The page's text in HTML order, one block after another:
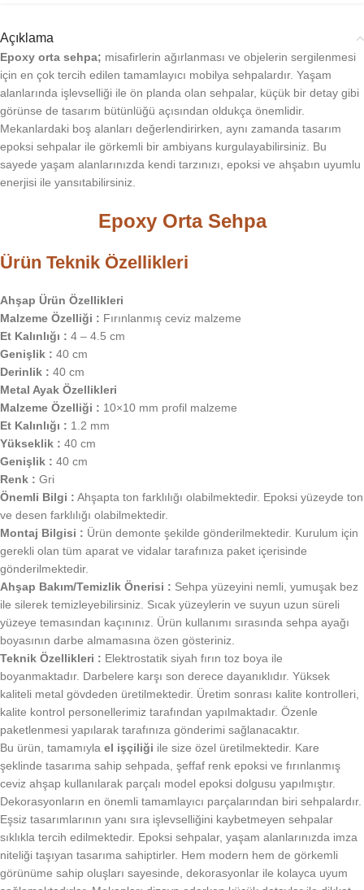
Açıklama
Epoxy orta sehpa; misafirlerin ağırlanması ve objelerin sergilenmesi
için en çok tercih edilen tamamlayıcı mobilya sehpalardır. Yaşam
alanlarında işlevselliği ile ön planda olan sehpalar, küçük bir detay gibi
görünse de tasarım bütünlüğü açısından oldukça önemlidir.
Mekanlardaki boş alanları değerlendirirken, aynı zamanda tasarım
epoksi sehpalar ile görkemli bir ambiyans kurgulayabilirsiniz. Bu
sayede yaşam alanlarınızda kendi tarzınızı, epoksi ve ahşabın uyumlu
enerjisi ile yansıtabilirsiniz.
Epoxy Orta Sehpa
Ürün Teknik Özellikleri
Ahşap Ürün Özellikleri
Malzeme Özelliği : Fırınlanmış ceviz malzeme
Et Kalınlığı : 4 – 4.5 cm
Genişlik : 40 cm
Derinlik : 40 cm
Metal Ayak Özellikleri
Malzeme Özelliği : 10×10 mm profil malzeme
Et Kalınlığı : 1.2 mm
Yükseklik : 40 cm
Genişlik : 40 cm
Renk : Gri
Önemli Bilgi : Ahşapta ton farklılığı olabilmektedir. Epoksi yüzeyde ton
ve desen farklılığı olabilmektedir.
Montaj Bilgisi : Ürün demonte şekilde gönderilmektedir. Kurulum için
gerekli olan tüm aparat ve vidalar tarafınıza paket içerisinde
gönderilmektedir.
Ahşap Bakım/Temizlik Önerisi : Sehpa yüzeyini nemli, yumuşak bez
ile silerek temizleyebilirsiniz. Sıcak yüzeylerin ve suyun uzun süreli
yüzeye temasından kaçınınız. Ürün kullanımı sırasında sehpa ayağı
boyasının darbe almamasına özen gösteriniz.
Teknik Özellikleri : Elektrostatik siyah fırın toz boya ile
boyanmaktadır. Darbelere karşı son derece dayanıklıdır. Yüksek
kaliteli metal gövdeden üretilmektedir. Üretim sonrası kalite kontrolleri,
kalite kontrol personellerimiz tarafından yapılmaktadır. Özenle
paketlenmesi yapılarak tarafınıza gönderimi sağlanacaktır.
Bu ürün, tamamıyla el işçiliği ile size özel üretilmektedir. Kare
şeklinde tasarıma sahip sehpada, şeffaf renk epoksi ve fırınlanmış
ceviz ahşap kullanılarak parçalı model epoksi dolgusu yapılmıştır.
Dekorasyonların en önemli tamamlayıcı parçalarından biri sehpalardır.
Eşsiz tasarımlarının yanı sıra işlevselliğini kaybetmeyen sehpalar
sıklıkla tercih edilmektedir. Epoksi sehpalar, yaşam alanlarınızda imza
niteliği taşıyan tasarıma sahiptirler. Hem modern hem de görkemli
görünüme sahip oluşları sayesinde, dekorasyonlar ile kolayca uyum